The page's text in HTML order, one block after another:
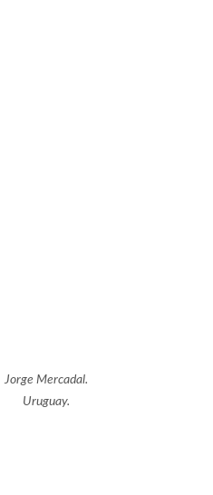
Jorge Mercadal.
Uruguay.